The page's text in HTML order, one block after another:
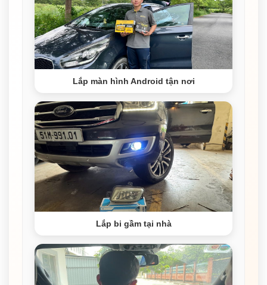
Lắp màn hình Android tận nơi
Lắp bi gầm tại nhà